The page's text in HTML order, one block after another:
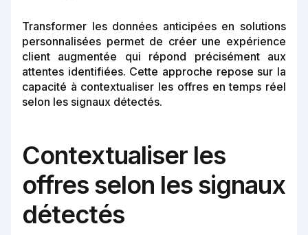
Transformer les données anticipées en solutions
personnalisées permet de créer une expérience
client augmentée qui répond précisément aux
attentes identifiées. Cette approche repose sur la
capacité à contextualiser les offres en temps réel
selon les signaux détectés.
Contextualiser les
offres selon les signaux
détectés